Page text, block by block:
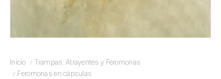
Inicio
Trampas, Atrayentes y Feromonas
Feromonas en cápsulas